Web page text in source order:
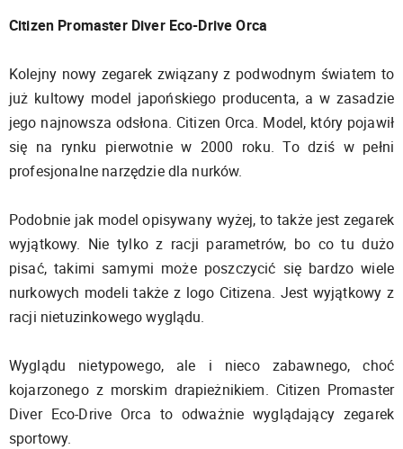
Citizen Promaster Diver Eco-Drive Orca
Kolejny nowy zegarek związany z podwodnym światem to
już kultowy model japońskiego producenta, a w zasadzie
jego najnowsza odsłona. Citizen Orca. Model, który pojawił
się na rynku pierwotnie w 2000 roku. To dziś w pełni
profesjonalne narzędzie dla nurków.
Podobnie jak model opisywany wyżej, to także jest zegarek
wyjątkowy. Nie tylko z racji parametrów, bo co tu dużo
pisać, takimi samymi może poszczycić się bardzo wiele
nurkowych modeli także z logo Citizena. Jest wyjątkowy z
racji nietuzinkowego wyglądu.
Wyglądu nietypowego, ale i nieco zabawnego, choć
kojarzonego z morskim drapieżnikiem. Citizen Promaster
Diver Eco-Drive Orca to odważnie wyglądający zegarek
sportowy.